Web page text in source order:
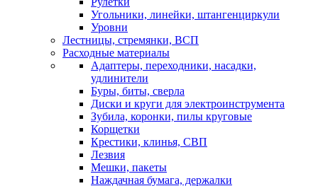
Угольники, линейки, штангенциркули
Уровни
Лестницы, стремянки, ВСП
Расходные материалы
Адаптеры, переходники, насадки,
удлинители
Буры, биты, сверла
Диски и круги для электроинструмента
Зубила, коронки, пилы круговые
Корщетки
Крестики, клинья, СВП
Лезвия
Мешки, пакеты
Наждачная бумага, держалки